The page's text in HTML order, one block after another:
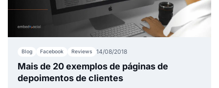
Blog Facebook Reviews 14/08/2018
Mais de 20 exemplos de páginas de
depoimentos de clientes